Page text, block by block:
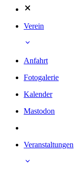
Verein
Anfahrt
Fotogalerie
Kalender
Mastodon
Veranstaltungen